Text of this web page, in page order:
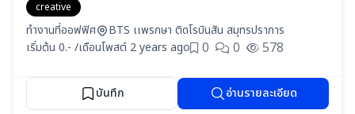
creative
ทำงานที่ออฟฟิศ
BTS เเพรกษา ติดโรบินสัน สมุทรปราการ
เริ่มต้น 0.- /เดือนโพสต์ 2 years ago 0 0 578
บันทึก อ่านรายละเอียด